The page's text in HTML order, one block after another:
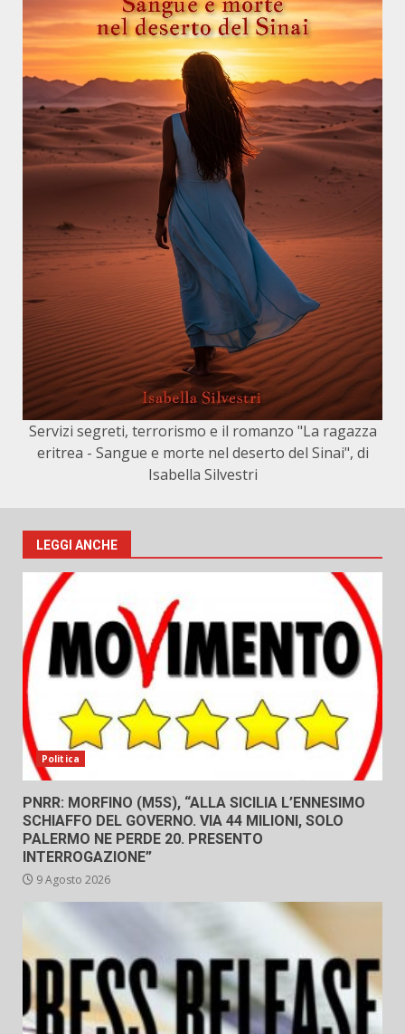
Servizi segreti, terrorismo e il romanzo "La ragazza
eritrea - Sangue e morte nel deserto del Sinai", di
Isabella Silvestri
LEGGI ANCHE
Politica
PNRR: MORFINO (M5S), “ALLA SICILIA L’ENNESIMO
SCHIAFFO DEL GOVERNO. VIA 44 MILIONI, SOLO
PALERMO NE PERDE 20. PRESENTO
INTERROGAZIONE”
9 Agosto 2026